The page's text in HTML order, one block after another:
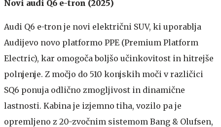
Novi audi Q6 e-tron (2025)
Audi Q6 e-tron je novi električni SUV, ki uporablja
Audijevo novo platformo PPE (Premium Platform
Electric), kar omogoča boljšo učinkovitost in hitrejše
polnjenje. Z močjo do 510 konjskih moči v različici
SQ6 ponuja odlično zmogljivost in dinamične
lastnosti. Kabina je izjemno tiha, vozilo pa je
opremljeno z 20-zvočnim sistemom Bang & Olufsen,